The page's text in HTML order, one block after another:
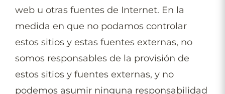
web u otras fuentes de Internet. En la
medida en que no podamos controlar
estos sitios y estas fuentes externas, no
somos responsables de la provisión de
estos sitios y fuentes externas, y no
podemos asumir ninguna responsabilidad